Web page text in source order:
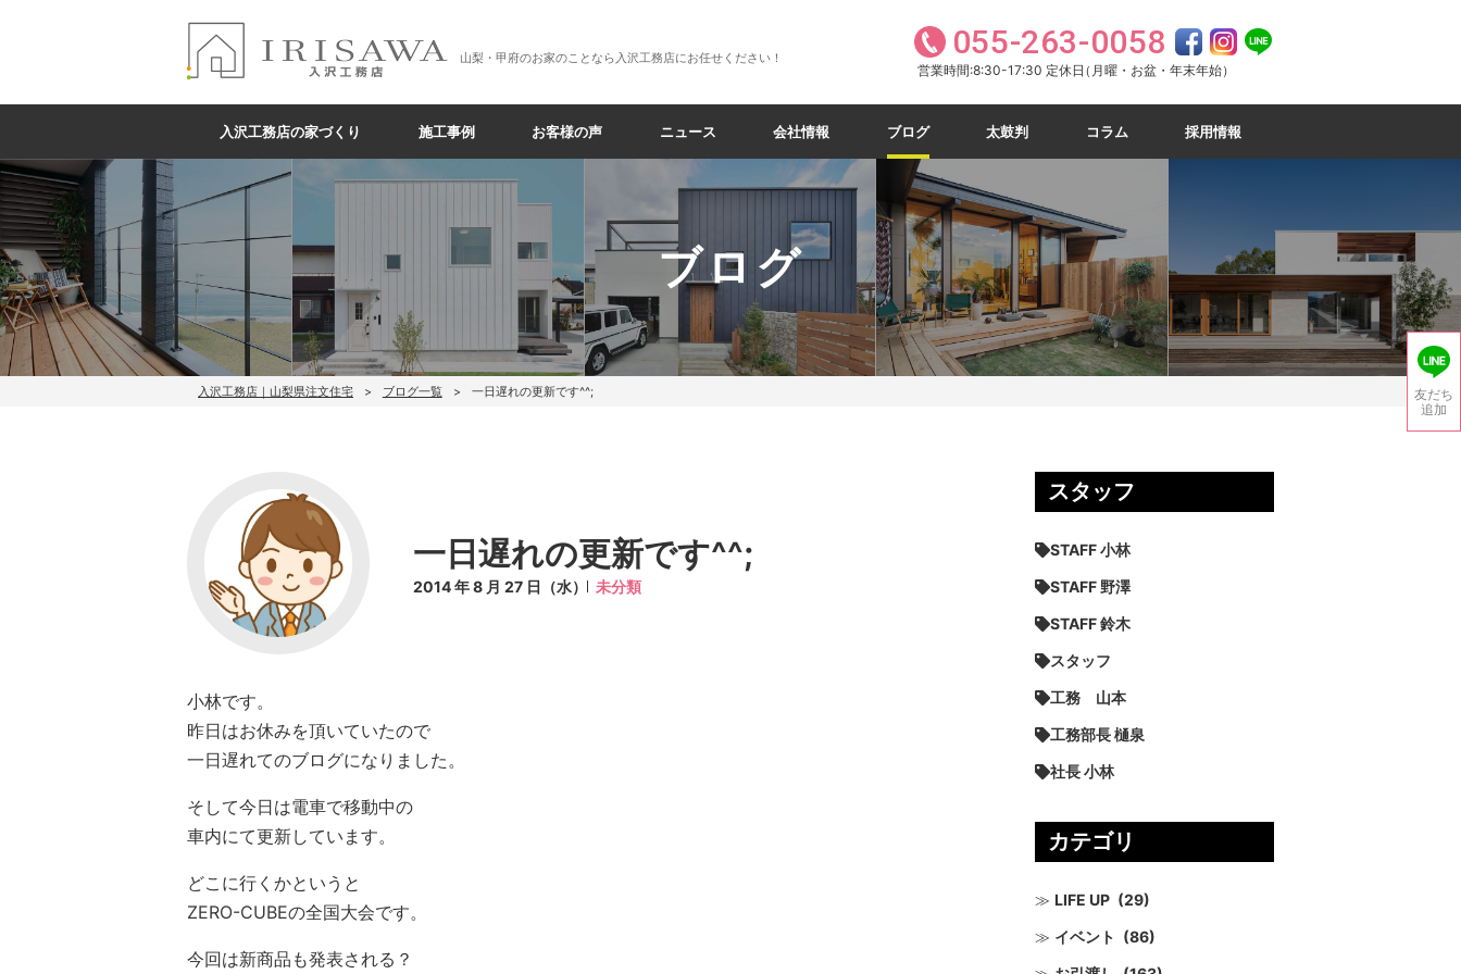
山梨・甲府のお家のことなら入沢工務店にお任せください！ 055-263-0058
営業時間:8:30-17:30 定休日（月曜・お盆・年末年始）
入沢工務店の家づくり 施工事例 お客様の声 ニュース 会社情報 ブログ 太鼓判 コラム 採用情報
ブログ
入沢工務店｜山梨県注文住宅 ブログ一覧 一日遅れの更新です^^;
一日遅れの更新です^^;
2014 年 8 月 27 日（水） 未分類
小林です。
昨日はお休みを頂いていたので
一日遅れてのブログになりました。
そして今日は電車で移動中の
車内にて更新しています。
どこに行くかというと
ZERO-CUBEの全国大会です。
今回は新商品も発表される？
スタッフ
STAFF 小林
STAFF 野澤
STAFF 鈴木
スタッフ
工務 山本
工務部長 樋泉
社長 小林
カテゴリ
LIFE UP (29)
イベント (86)
友だち
追加